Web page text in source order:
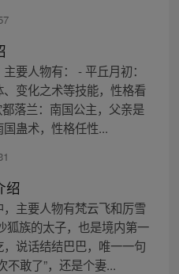
要人物有： - 平丘月初：
变化之术等技能，性格看
落兰：南国公主，父亲是
蛊术，性格任性...
绍
主要人物有梵云飞和厉雪
狐族的太子，也是境内第一
说话结结巴巴，唯一一句
不敢了”，还是个妻...